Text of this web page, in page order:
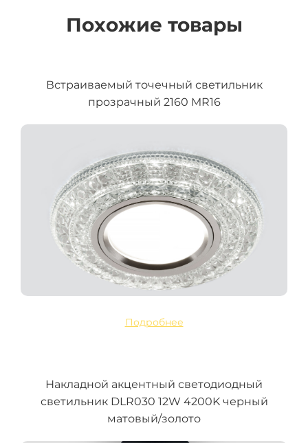
Похожие товары
Встраиваемый точечный светильник
прозрачный 2160 MR16
Подробнее
Накладной акцентный светодиодный
светильник DLR030 12W 4200K черный
матовый/золото